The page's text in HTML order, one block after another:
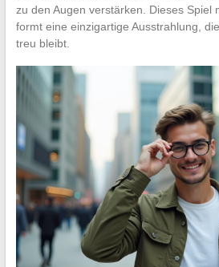
zu den Augen verstärken. Dieses Spiel
formt eine einzigartige Ausstrahlung,
treu bleibt.